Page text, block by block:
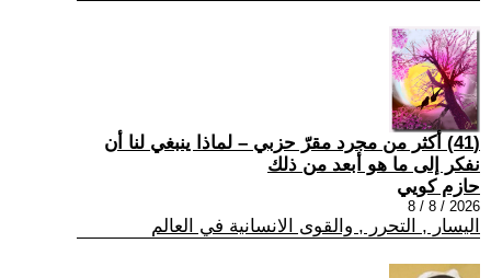
(41) أكثر من مجرد مقرّ حزبي – لماذا ينبغي لنا أن
نفكر إلى ما هو أبعد من ذلك
حازم كويي
2026 / 8 / 8
اليسار , التحرر , والقوى الانسانية في العالم